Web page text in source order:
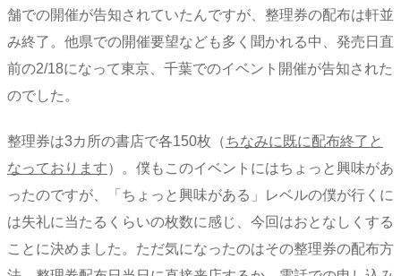
舗での開催が告知されていたんですが、整理券の配布は軒並
み終了。他県での開催要望なども多く聞かれる中、発売日直
前の2/18になって東京、千葉でのイベント開催が告知された
のでした。
整理券は3カ所の書店で各150枚（ちなみに既に配布終了と
なっております）。僕もこのイベントにはちょっと興味があ
ったのですが、「ちょっと興味がある」レベルの僕が行くに
は失礼に当たるくらいの枚数に感じ、今回はおとなしくする
ことに決めました。ただ気になったのはその整理券の配布方